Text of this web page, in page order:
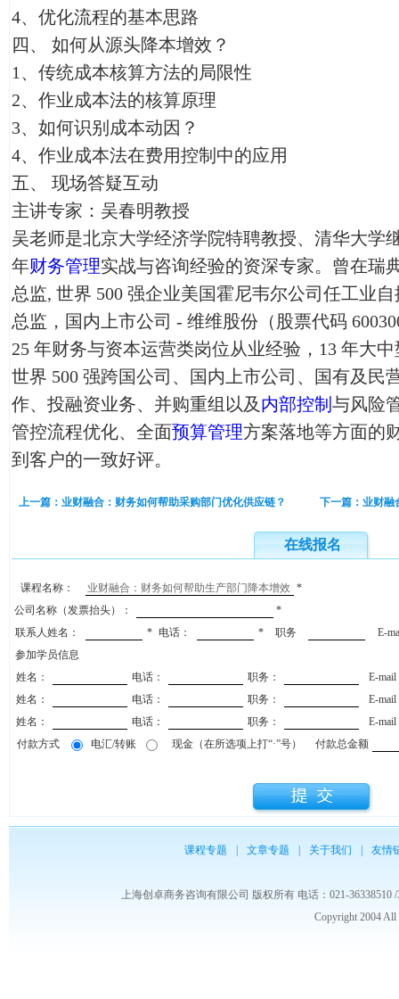
4、优化流程的基本思路
四、 如何从源头降本增效？
1、传统成本核算方法的局限性
2、作业成本法的核算原理
3、如何识别成本动因？
4、作业成本法在费用控制中的应用
五、 现场答疑互动
主讲专家：吴春明教授
吴老师是北京大学经济学院特聘教授、清华大学
年财务管理实战与咨询经验的资深专家。曾在瑞
总监, 世界 500 强企业美国霍尼韦尔公司任工业
总监，国内上市公司 - 维维股份（股票代码
25 年财务与资本运营类岗位从业经验，13 年大
世界 500 强跨国公司、国内上市公司、国有及民
作、投融资业务、并购重组以及 内部控制 与风险
管控流程优化、全面预算管理方案落地等方面的
到客户的一致好评。
上一篇：业财融合：财务如何帮助采购部门优化供应链？ 下一篇：业财融
在线报名
课程名称：
*
公司名称（发票抬头）：
*
联系人姓名：
* 电话： * 职务
E-
参加学员信息
姓名：
电话： 职务：
E-mail
姓名：
电话： 职务：
E-mail
姓名：
电话： 职务：
E-mail
付款方式
电汇/转账 现金（在所选项上打“·”号） 付款总金额
课程专题 文章专题 关于我们 友情
上海创卓商务咨询有限公司 版权所有 电话：021-36338510 /
Copyright 2004 All